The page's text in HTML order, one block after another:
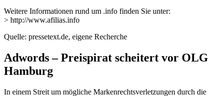
Weitere Informationen rund um .info finden Sie unter:
> http://www.afilias.info
Quelle: pressetext.de, eigene Recherche
Adwords – Preispirat scheitert vor OLG
Hamburg
In einem Streit um mögliche Markenrechtsverletzungen durch die